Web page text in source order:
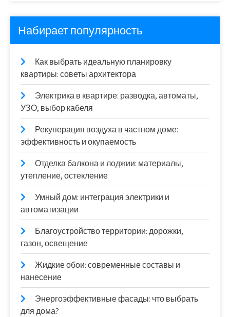
Набирает популярность
Как выбрать идеальную планировку
квартиры: советы архитектора
Электрика в квартире: разводка, автоматы,
УЗО, выбор кабеля
Рекуперация воздуха в частном доме:
эффективность и окупаемость
Отделка балкона и лоджии: материалы,
утепление, остекление
Умный дом: интеграция электрики и
автоматизации
Благоустройство территории: дорожки,
газон, освещение
Жидкие обои: современные составы и
нанесение
Энергоэффективные фасады: что выбрать
для дома?